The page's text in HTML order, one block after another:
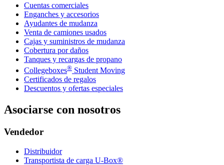
Cuentas comerciales
Enganches y accesorios
Ayudantes de mudanza
Venta de camiones usados
Cajas y suministros de mudanza
Cobertura por daños
Tanques y recargas de propano
Collegeboxes® Student Moving
Certificados de regalos
Descuentos y ofertas especiales
Asociarse con nosotros
Vendedor
Distribuidor
Transportista de carga U-Box®